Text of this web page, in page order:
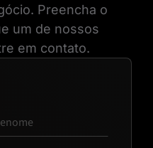
Preencha o
um de nossos
em contato.